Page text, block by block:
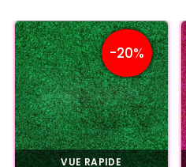
-20%
VUE RAPIDE